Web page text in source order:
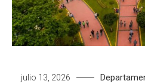
julio 13, 2026